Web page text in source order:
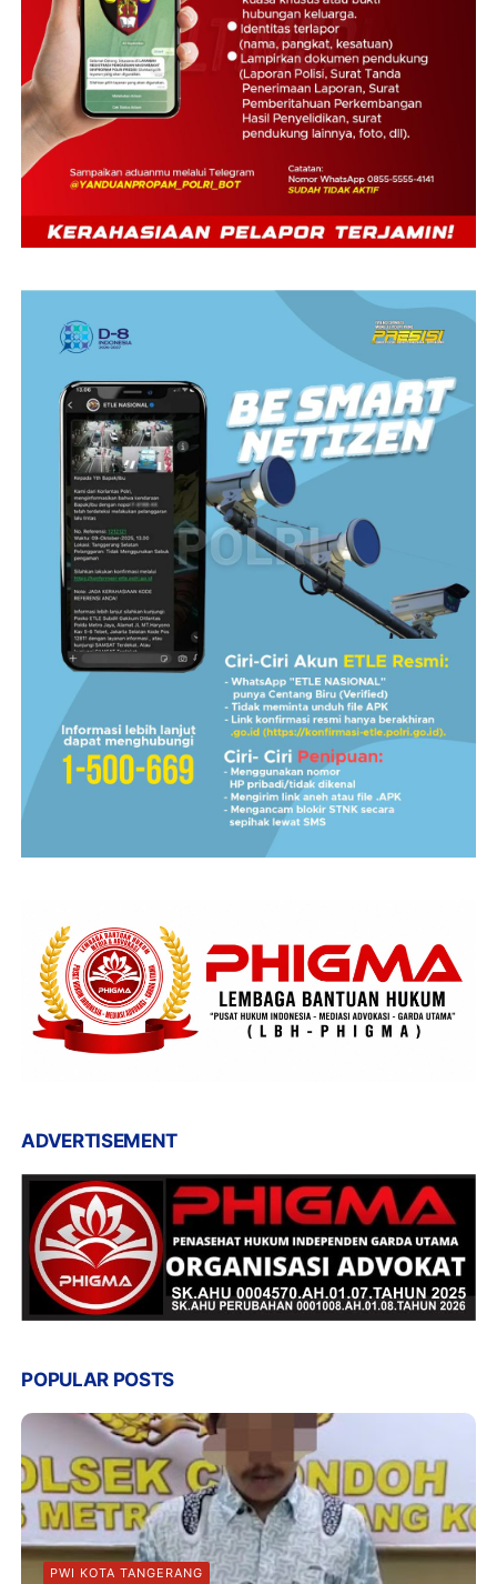
ADVERTISEMENT
POPULAR POSTS
PWI KOTA TANGERANG